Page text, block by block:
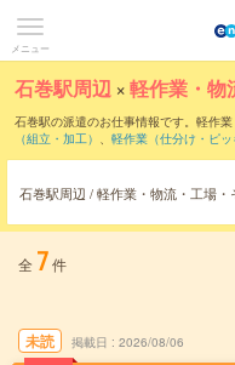
メニュー
石巻駅周辺 ×軽作業・物
石巻駅の派遣のお仕事情報です。軽作
（組立・加工） 、 軽作業（仕分け・ピッ
石巻駅周辺 / 軽作業・物流・工場・
全 7件
未読 掲載日 2026/08/06